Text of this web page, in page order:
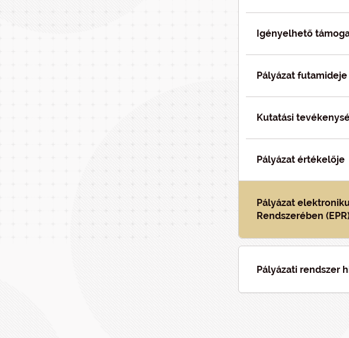
Igényelhető
Pályázat futamideje
Kutatási
Pályázat értékelője
Pályázat
Rendszerében
Pályázati rendszer